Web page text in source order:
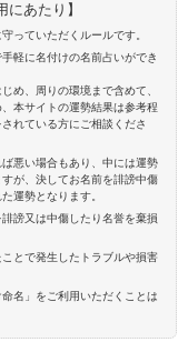
あたり】
っていただくルールです。
軽に名付けの名前占いができ
め、周りの環境まで含めて、
本サイトの運勢結果は参考程
れている方にご相談くださ
悪い場合もあり、中には運勢
が、決してお名前を誹謗中傷
運勢となります。
謗又は中傷したり名誉を棄損
とで発生したトラブルや損害
名」をご利用いただくことは